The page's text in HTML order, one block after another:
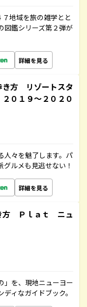
地域を旅の雑学とと
図鑑シリーズ第２弾が
詳細を見る
方 リゾートスタ
０１９～２０２０
人々を魅了します。パ
ルメも見逃せない！
詳細を見る
方 Ｐｌａｔ ニュ
」を、現地ニューヨー
ィなガイドブック。